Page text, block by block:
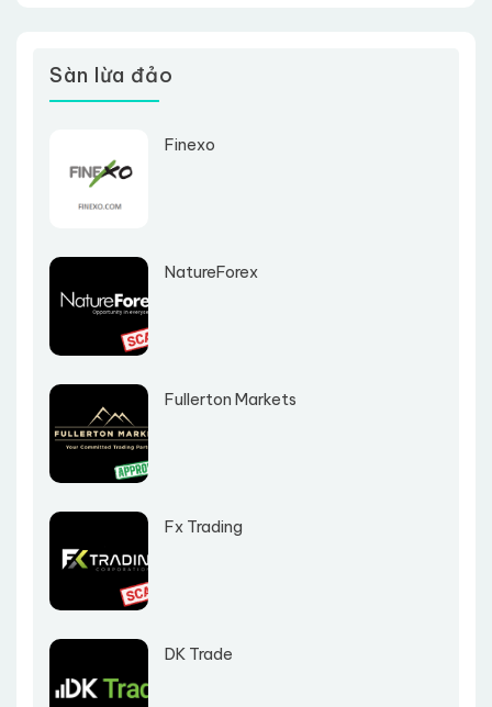
Sàn lừa đảo
Finexo
NatureForex
Fullerton Markets
Fx Trading
DK Trade